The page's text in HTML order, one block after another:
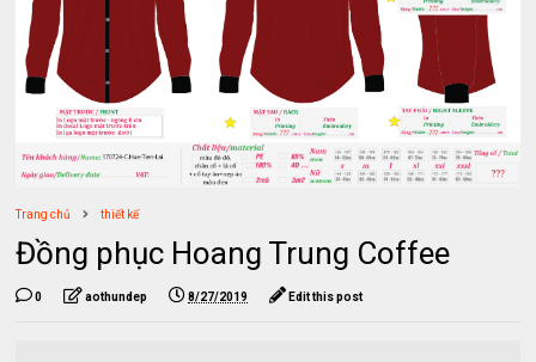
Trang chủ thiết kế
Đồng phục Hoang Trung Coffee
0 aothundep 8/27/2019 Edit this post